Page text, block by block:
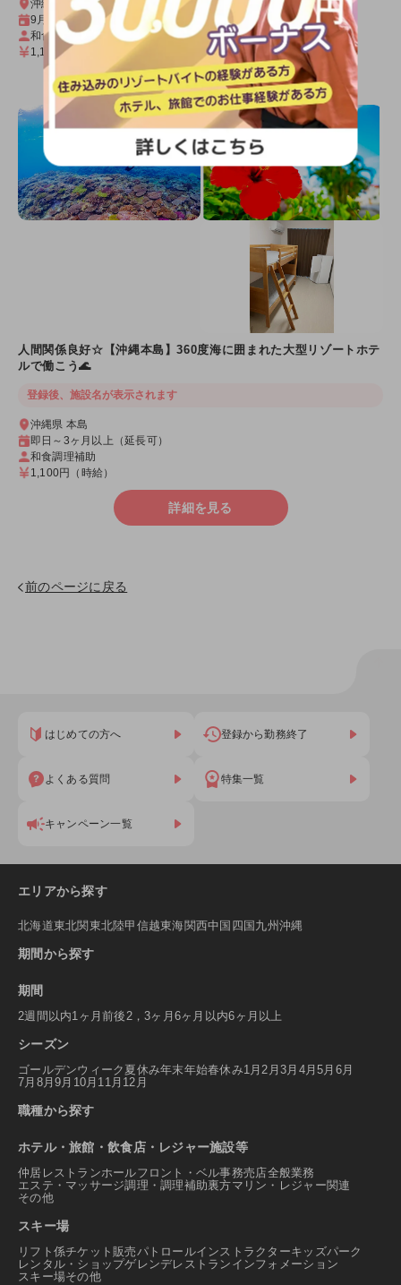
沖縄県 本島
9月スタート～3ヶ月以上（延長可）
和食調理補助
1,100円
詳細を見る
人間関係良好☆【沖縄本島】360度海に囲まれた大型リゾートホテ
ルで働こう🌊
登録後、施設名が表示されます
沖縄県 本島
即日～3ヶ月以上（延長可）
和食調理補助
1,100円
（時給）
詳細を見る
前のページに戻る
はじめての方へ 登録から勤務終了
よくある質問 特集一覧
キャンペーン一覧
エリアから探す
北海道東北関東北陸甲信越東海関西中国 四国 九州 沖縄
期間から探す
期間
2週間以内1ヶ月前後2，3ヶ月 6ヶ月以内6ヶ月以上
シーズン
ゴールデンウィーク 夏休み年末年始春休み1月2月3月 4月5月 6月
7月 8月9月 10月 11月 12月
職種から探す
ホテル・旅館・飲食店・レジャー施設等
仲居 レストランホールフロント・ベル事務売店全般業務
エステ・マッサージ調理・調理補助裏方マリン・レジャー関連
その他
スキー場
リフト係チケット販売パトロールインストラクターキッズパーク
レンタル・ショップゲレンデレストラン インフォメーション
スキー場その他